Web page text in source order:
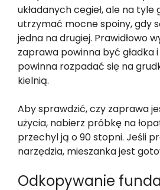
układanych cegieł, ale na tyle
utrzymać mocne spoiny, gdy
jedna na drugiej. Prawidłowo
zaprawa powinna być gładka
powinna rozpadać się na
kielnią.
Aby sprawdzić, czy zaprawa
użycia, nabierz próbkę na
przechyl ją o 90 stopni. Jeśli
narzędzia, mieszanka jest
Odkopywanie